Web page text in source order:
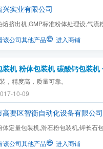
兴实业有限公司
熔挤出机,GMP标准粉体处理设,气流
该公司其他产品 进入商铺
，精度高，质量可靠。
10-09
高要区智衡自动化设备有限公司
体定量包装机,滑石粉包装机,钾长石
该公司其他产品 进入商铺